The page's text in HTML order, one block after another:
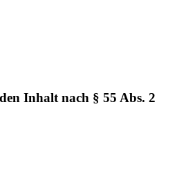
Inhalt nach § 55 Abs. 2